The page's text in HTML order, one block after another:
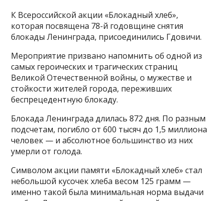
К Всероссийской акции «Блокадный хлеб»,
которая посвящена 78-й годовщине снятия
блокады Ленинграда, присоединились Гдовичи.
Мероприятие призвано напомнить об одной из
самых героических и трагических страниц
Великой Отечественной войны, о мужестве и
стойкости жителей города, переживших
беспрецедентную блокаду.
Блокада Ленинграда длилась 872 дня. По разным
подсчетам, погибло от 600 тысяч до 1,5 миллиона
человек — и абсолютное большинство из них
умерли от голода.
Символом акции памяти «Блокадный хлеб» стал
небольшой кусочек хлеба весом 125 грамм —
именно такой была минимальная норма выдачи